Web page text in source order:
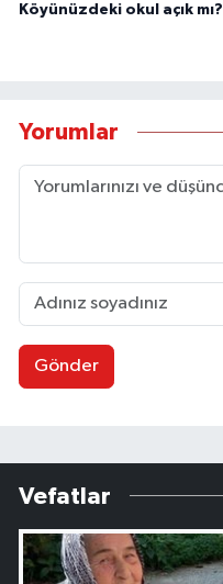
Köyünüzdeki okul açık mı?
Yorumlar
Gönder
Vefatlar